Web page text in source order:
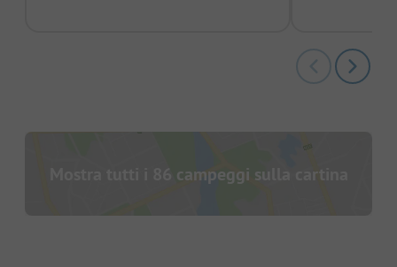
Mostra tutti i 86 campeggi sulla cartina